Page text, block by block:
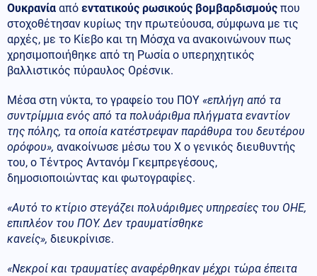
Ουκρανία από εντατικούς ρωσικούς βομβαρδισμούς που
στοχοθέτησαν κυρίως την πρωτεύουσα, σύμφωνα με τις
αρχές, με το Κίεβο και τη Μόσχα να ανακοινώνουν πως
χρησιμοποιήθηκε από τη Ρωσία ο υπερηχητικός
βαλλιστικός πύραυλος Ορέσνικ.
Μέσα στη νύκτα, το γραφείο του ΠΟΥ «επλήγη από τα
συντρίμμια ενός από τα πολυάριθμα πλήγματα εναντίον
της πόλης, τα οποία κατέστρεψαν παράθυρα του δευτέρου
ορόφου», ανακοίνωσε μέσω του X ο γενικός διευθυντής
του, ο Τέντρος Αντανόμ Γκεμπρεγέσους,
δημοσιοποιώντας και φωτογραφίες.
«Αυτό το κτίριο στεγάζει πολυάριθμες υπηρεσίες του ΟΗΕ,
επιπλέον του ΠΟΥ. Δεν τραυματίσθηκε
κανείς», διευκρίνισε.
«Νεκροί και τραυματίες αναφέρθηκαν μέχρι τώρα έπειτα